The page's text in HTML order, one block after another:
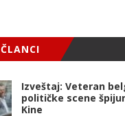
Izveštaj: Veteran
političke scene
Kine